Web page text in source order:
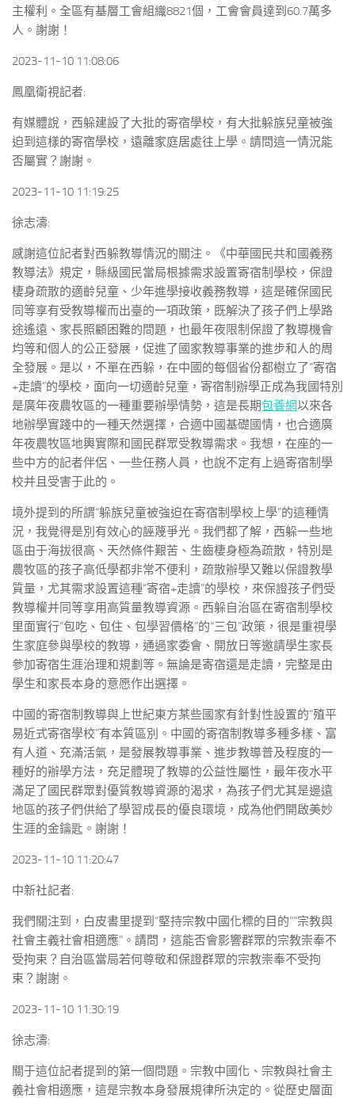
主權利。全區有基層工會組織8821個，工會會員達到60.7萬多
人。謝謝！
2023-11-10 11:08:06
鳳凰衛視記者:
有媒體說，西躲建設了大批的寄宿學校，有大批躲族兒童被強
迫到這樣的寄宿學校，遠離家庭居處往上學。請問這一情況能
否屬實？謝謝。
2023-11-10 11:19:25
徐志濤:
感謝這位記者對西躲教導情況的關注。《中華國民共和國義務
教導法》規定，縣級國民當局根據需求設置寄宿制學校，保證
棲身疏散的適齡兒童、少年進學接收義務教導，這是確保國民
同等享有受教導權而出臺的一項政策，既解決了孩子們上學路
途遙遠、家長照顧困難的問題，也最年夜限制保證了教導機會
均等和個人的公正發展，促進了國家教導事業的進步和人的周
全發展。是以，不單在西躲，在中國的每個省份都樹立了“寄宿
+走讀”的學校，面向一切適齡兒童，寄宿制辦學正成為我國特別
是廣年夜農牧區的一種重要辦學情勢，這是長期包養網以來各
地辦學實踐中的一種天然選擇，合適中國基礎國情，也合適廣
年夜農牧區地輿實際和國民群眾受教導需求。我想，在座的一
些中方的記者伴侶、一些任務人員，也說不定有上過寄宿制學
校并且受害于此的。
境外提到的所謂“躲族兒童被強迫在寄宿制學校上學”的這種情
況，我覺得是別有效心的誣蔑爭光。我們都了解，西躲一些地
區由于海拔很高、天然條件艱苦、生齒棲身極為疏散，特別是
農牧區的孩子高低學都非常不便利，疏散辦學又難以保證教學
質量，尤其需求設置這種“寄宿+走讀”的學校，來保證孩子們受
教導權并同等享用高質量教導資源。西躲自治區在寄宿制學校
里面實行“包吃、包住、包學習價格”的“三包”政策，很是重視學
生家庭參與學校的教導，通過家委會、開放日等邀請學生家長
參加寄宿生涯治理和規劃等。無論是寄宿還是走讀，完整是由
學生和家長本身的意愿作出選擇。
中國的寄宿制教導與上世紀東方某些國家有針對性設置的“殖平
易近式寄宿學校”有本質區別。中國的寄宿制教導多種多樣、富
有人道、充滿活氣，是發展教導事業、進步教導普及程度的一
種好的辦學方法，充足體現了教導的公益性屬性，最年夜水平
滿足了國民群眾對優質教導資源的渴求，為孩子們尤其是邊遠
地區的孩子們供給了學習成長的優良環境，成為他們開啟美妙
生涯的金鑰匙。謝謝！
2023-11-10 11:20:47
中新社記者:
我們關注到，白皮書里提到“堅持宗教中國化標的目的”“宗教與
社會主義社會相適應”。請問，這能否會影響群眾的宗教崇奉不
受拘束？自治區當局若何尊敬和保證群眾的宗教崇奉不受拘
束？謝謝。
2023-11-10 11:30:19
徐志濤:
關于這位記者提到的第一個問題。宗教中國化、宗教與社會主
義社會相適應，這是宗教本身發展規律所決定的。從歷史層面